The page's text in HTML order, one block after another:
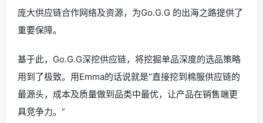
庞大供应链合作网络及资源，为Go.G.G 的出海之路提供了
重要保障。
基于此，Go.G.G深挖供应链，将挖掘单品深度的选品策略
用到了极致。用Emma的话说就是“直接挖到棉服供应链的
最源头，成本及质量做到品类中最优，让产品在销售端更
具竞争力。”